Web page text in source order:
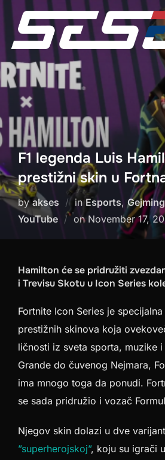
content
F1 legenda Luis
prestižni skin u
byakses inEsports, Gejming
YouTube
on Posted
November 17,
Hamilton će se pridružiti
i Trevisu Skotu u Icon Series
Fortnite Icon Series je
prestižnih skinova koja
ličnosti iz sveta sporta, muzike
Grande do čuvenog Nejmara,
ima mnogo toga da ponudi.
se sada pridružio i vozač
Njegov skin dolazi u dve
”superherojskoj”, koju su igrači